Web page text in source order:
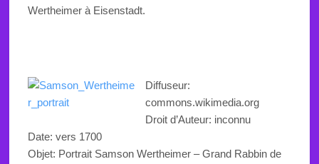
Wertheimer à Eisenstadt.
Diffuseur:
commons.wikimedia.org
Droit d’Auteur: inconnu
Date: vers 1700
Objet: Portrait Samson Wertheimer – Grand Rabbin de